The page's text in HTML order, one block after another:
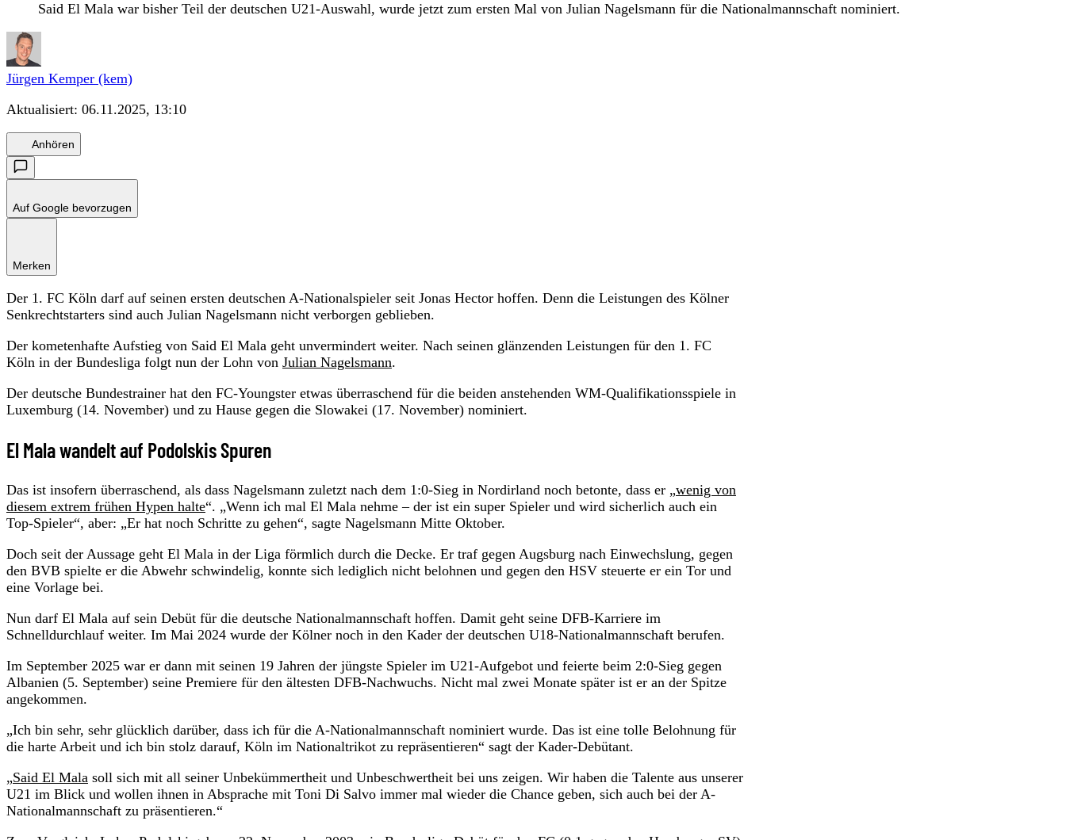
Said El Mala war bisher Teil der deutschen U21-Auswahl, wurde jetzt zum ersten Mal von Julian Nagelsmann für die Nationalmannschaft nominiert.
Jürgen Kemper (kem)
Aktualisiert: 06.11.2025, 13:10
Anhören
Auf Google bevorzugen
Merken
Der 1. FC Köln darf auf seinen ersten deutschen A-Nationalspieler seit Jonas Hector hoffen. Denn die Leistungen des Kölner
Senkrechtstarters sind auch Julian Nagelsmann nicht verborgen geblieben.
Der kometenhafte Aufstieg von Said El Mala geht unvermindert weiter. Nach seinen glänzenden Leistungen für den 1. FC
Köln in der Bundesliga folgt nun der Lohn von Julian Nagelsmann.
Der deutsche Bundestrainer hat den FC-Youngster etwas überraschend für die beiden anstehenden WM-Qualifikationsspiele in
Luxemburg (14. November) und zu Hause gegen die Slowakei (17. November) nominiert.
El Mala wandelt auf Podolskis Spuren
Das ist insofern überraschend, als dass Nagelsmann zuletzt nach dem 1:0-Sieg in Nordirland noch betonte, dass er „wenig von
diesem extrem frühen Hypen halte“. „Wenn ich mal El Mala nehme – der ist ein super Spieler und wird sicherlich auch ein
Top-Spieler“, aber: „Er hat noch Schritte zu gehen“, sagte Nagelsmann Mitte Oktober.
Doch seit der Aussage geht El Mala in der Liga förmlich durch die Decke. Er traf gegen Augsburg nach Einwechslung, gegen
den BVB spielte er die Abwehr schwindelig, konnte sich lediglich nicht belohnen und gegen den HSV steuerte er ein Tor und
eine Vorlage bei.
Nun darf El Mala auf sein Debüt für die deutsche Nationalmannschaft hoffen. Damit geht seine DFB-Karriere im
Schnelldurchlauf weiter. Im Mai 2024 wurde der Kölner noch in den Kader der deutschen U18-Nationalmannschaft berufen.
Im September 2025 war er dann mit seinen 19 Jahren der jüngste Spieler im U21-Aufgebot und feierte beim 2:0-Sieg gegen
Albanien (5. September) seine Premiere für den ältesten DFB-Nachwuchs. Nicht mal zwei Monate später ist er an der Spitze
angekommen.
„Ich bin sehr, sehr glücklich darüber, dass ich für die A-Nationalmannschaft nominiert wurde. Das ist eine tolle Belohnung für
die harte Arbeit und ich bin stolz darauf, Köln im Nationaltrikot zu repräsentieren“ sagt der Kader-Debütant.
„Said El Mala soll sich mit all seiner Unbekümmertheit und Unbeschwertheit bei uns zeigen. Wir haben die Talente aus unserer
U21 im Blick und wollen ihnen in Absprache mit Toni Di Salvo immer mal wieder die Chance geben, sich auch bei der A-
Nationalmannschaft zu präsentieren.“